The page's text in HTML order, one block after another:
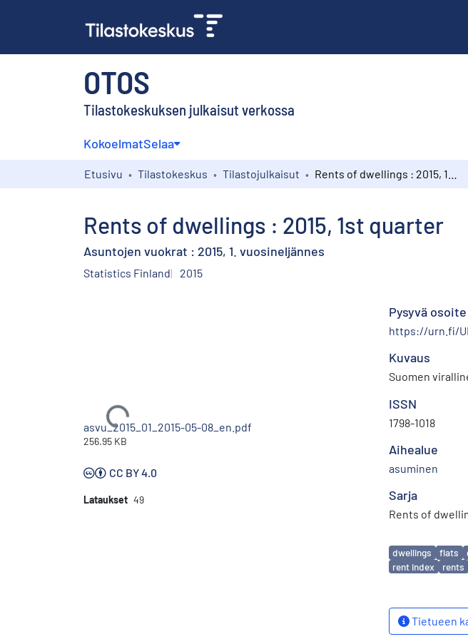
OTOS
Tilastokeskuksen julkaisut verkossa
KokoelmatSelaa
Etusivu Tilastokeskus Tilastojulkaisut
Rents of dwellings : 2015, 1st quarter
Asuntojen vuokrat : 2015, 1. vuosineljännes
Statistics Finland 2015
Ladataan...
asvu_2015_01_2015-05-08_en.pdf
256.95 KB
CC BY 4.0
Lataukset 49
Pysyvä osoite
https://urn.fi/
Kuvaus
Suomen
ISSN
1798-1018
Aihealue
asuminen
Sarja
Rents of
Avainsanat
dwellings flats
rent index
rents
Tietueen